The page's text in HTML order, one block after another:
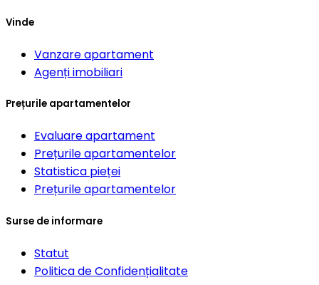
Vinde
Vanzare apartament
Agenți imobiliari
Prețurile apartamentelor
Evaluare apartament
Prețurile apartamentelor
Statistica pieței
Prețurile apartamentelor
Surse de informare
Statut
Politica de Confidențialitate